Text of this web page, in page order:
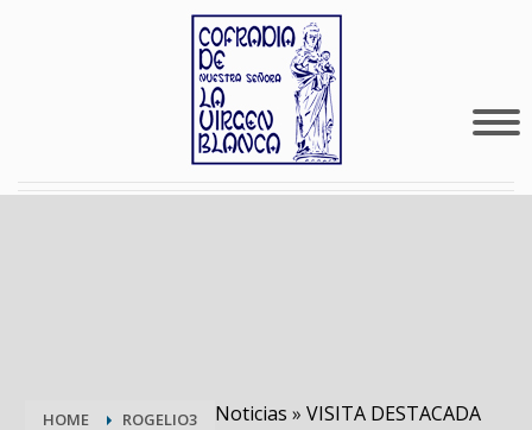
HOME Noticias » VISITA DESTACADA
ROGELIO3